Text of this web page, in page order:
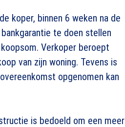
koper, binnen 6 weken na de
te doen stellen
Verkoper beroept
van zijn woning. Tevens is
opgenomen kan
is bedoeld om een meer